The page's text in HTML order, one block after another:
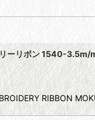
ーリボン 1540-3.5m/
RIBBON